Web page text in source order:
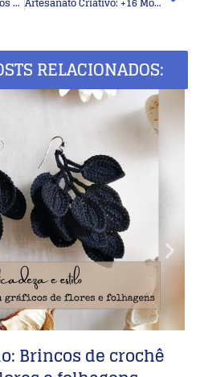
RELACIONADOS:
Brincos de crochê